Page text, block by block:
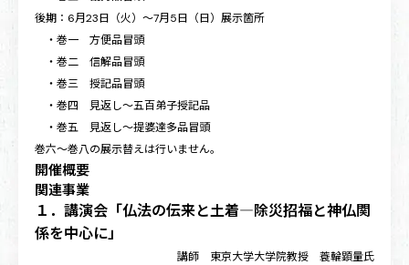
後期：6月23日（火）～7月5日（日）展示箇所
・巻一 方便品冒頭
・巻二 信解品冒頭
・巻三 授記品冒頭
・巻四 見返し～五百弟子授記品
・巻五 見返し～提婆達多品冒頭
巻六～巻八の展示替えは行いません。
開催概要
関連事業
１．講演会「仏法の伝来と土着―除災招福と神仏関
係を中心に」
講師 東京大学大学院教授 蓑輪顕量氏